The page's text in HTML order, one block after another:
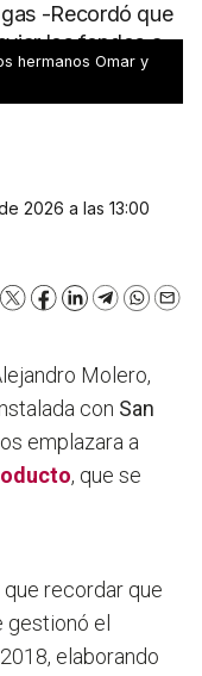
-Recordó que
los fondos a
hermanos Omar y
2026 a las 13:00
X Facebook
LinkedInTelegram
Molero,
con San
emplazara a
, que se
recordar que
gestionó el
elaborando